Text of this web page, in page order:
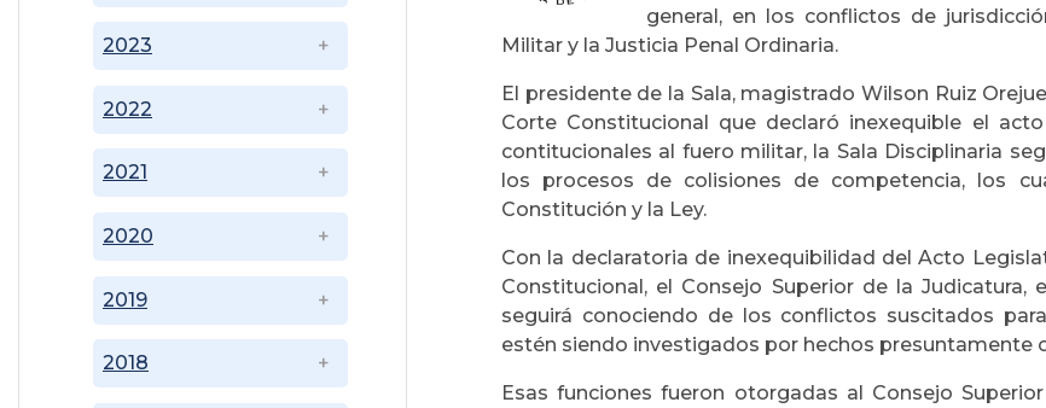
2018
2019
2020
2021
2022
2023
general, en los conflictos de
Militar y la Justicia Penal Ordinaria.
El presidente de la Sala, magistrado Wilson Ruiz
Corte Constitucional que declaró inexequible el
contitucionales al fuero militar, la Sala Disciplinaria
los procesos de colisiones de competencia, los
Constitución y la Ley.
Con la declaratoria de inexequibilidad del Acto
Constitucional, el Consejo Superior de la Judicatura,
seguirá conociendo de los conflictos suscitados
estén siendo investigados por hechos presuntamente
Esas funciones fueron otorgadas al Consejo